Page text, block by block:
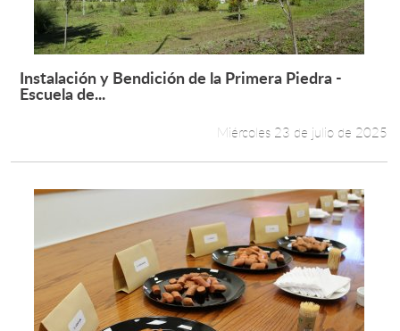
Leer más +
Instalación y Bendición de la Primera Piedra -
Escuela de...
Miércoles 23 de julio de 2025